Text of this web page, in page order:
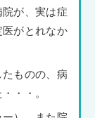
院が、実は症
がとれなか
ものの、病
・・。